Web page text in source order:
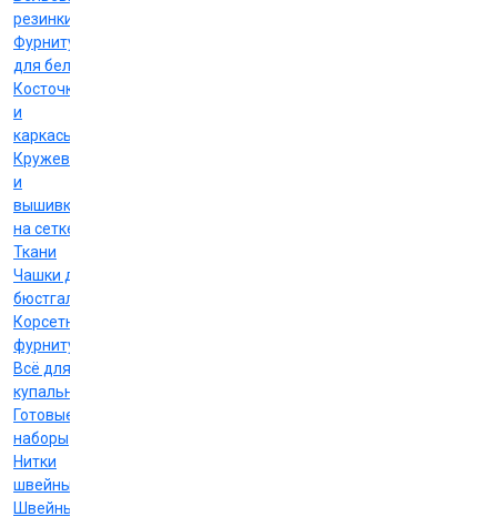
резинки
Фурнитура
для белья
Косточки
и
каркасы
Кружево
и
вышивка
на сетке
Ткани
Чашки для
бюстгальтеров
Корсетная
фурнитура
Всё для
купальников
Готовые
наборы
Нитки
швейные
Швейные